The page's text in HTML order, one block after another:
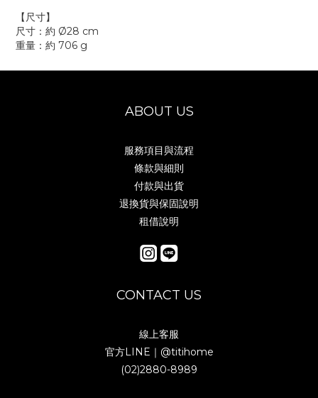
【尺寸】
尺寸：約 Ø28 cm
重量：約 706 g
ABOUT US
服務項目與流程
條款與細則
付款與出貨
退換貨與保固說明
租借說明
CONTACT US
線上客服
官方LINE｜ @titihome
(02)2880-8989